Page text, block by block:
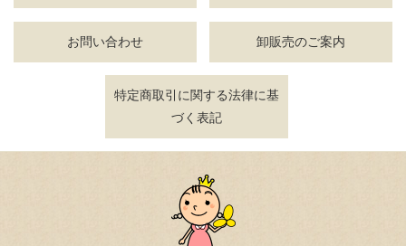
お問い合わせ 卸販売のご案内
特定商取引に関する法律に基
づく表記